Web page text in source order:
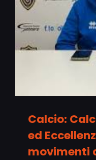
Calcio:
ed
movimenti